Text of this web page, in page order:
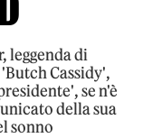
leggenda di
Cassidy',
se n'è
della sua
sonno